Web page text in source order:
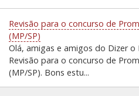
Revisão para o concurso de
(MP/SP)
Olá, amigas e amigos do Dizer o
Revisão para o concurso de
(MP/SP). Bons estu...